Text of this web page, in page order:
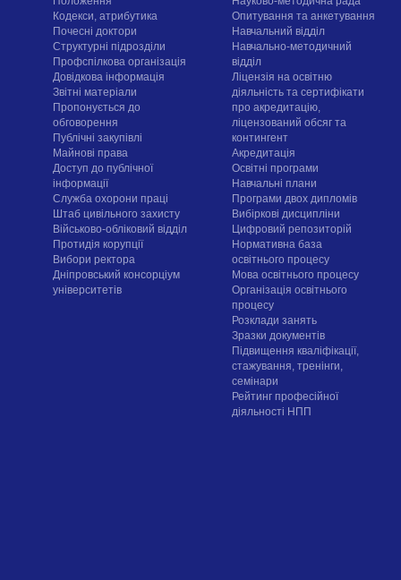
Кодекси, атрибутика
Почесні доктори
Структурні підрозділи
Профспілкова організація
Довідкова інформація
Звітні матеріали
Пропонується до
обговорення
Публічні закупівлі
Майнові права
Доступ до публічної
інформації
Служба охорони праці
Штаб цивільного захисту
Військово-обліковий відділ
Протидія корупції
Вибори ректора
Дніпровський консорціум
університетів
Опитування та анкетування
Навчальний відділ
Навчально-методичний
відділ
Ліцензія на освітню
діяльність та сертифікати
про акредитацію,
ліцензований обсяг та
контингент
Акредитація
Освітні програми
Навчальні плани
Програми двох дипломів
Вибіркові дисципліни
Цифровий репозиторій
Нормативна база
освітнього процесу
Мова освітнього процесу
Організація освітнього
процесу
Розклади занять
Зразки документів
Підвищення кваліфікації,
стажування, тренінги,
семінари
Рейтинг професійної
діяльності НПП